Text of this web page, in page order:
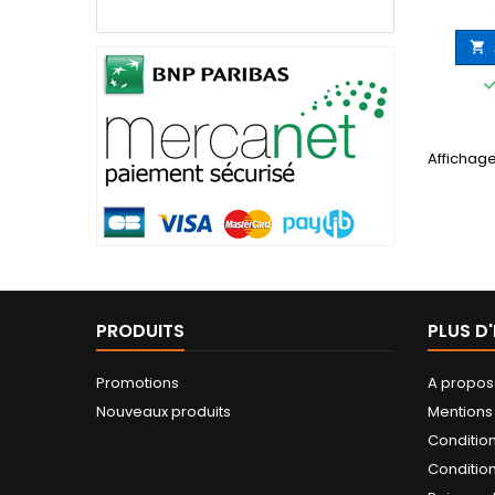

PRODUITS
Promotions
Nouveaux produits
PLUS
A